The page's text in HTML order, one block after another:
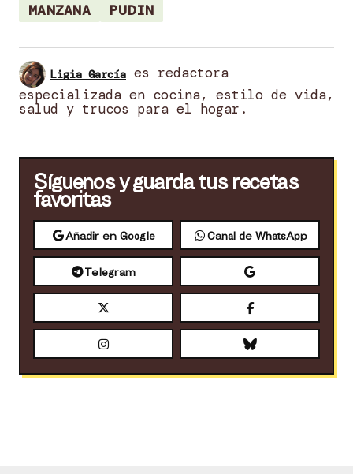
MANZANA PUDIN
Ligia García es redactora
especializada en cocina, estilo de vida,
salud y trucos para el hogar.
Síguenos y guarda tus recetas
favoritas
Añadir en Google Canal de WhatsApp
Telegram